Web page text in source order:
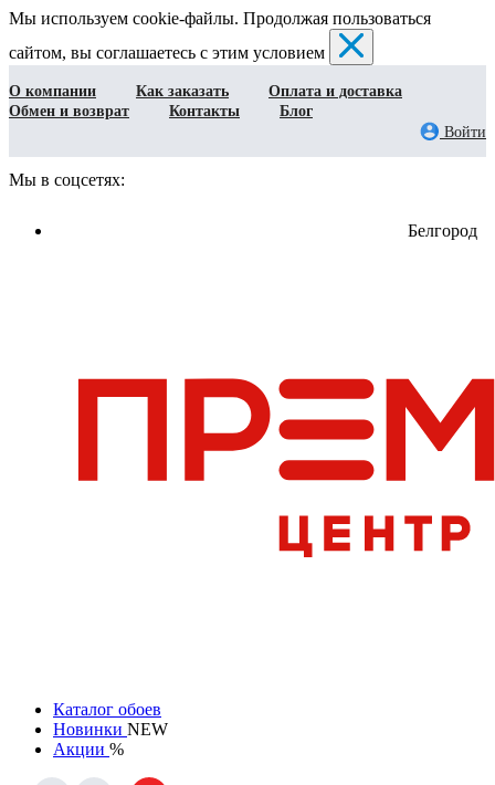
Мы используем cookie-файлы. Продолжая пользоваться
сайтом, вы соглашаетесь с этим условием
О компании Как заказать
Оплата и доставка
Обмен и возврат
Контакты
Блог
Войти
Мы в соцсетях:
Белгород
Каталог обоев
Новинки NEW
Акции %